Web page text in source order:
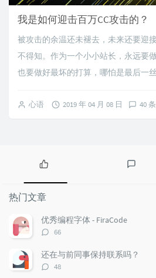
我是如何迎击百万CC攻击的？
被攻击的余温还未褪去，未来还要迎
不得知。作为一个小小站长，永远要
也要做好最坏的打算，哪怕是最后一丝
心语 2019 年 04 月 08 日 40
热
门
文
章
热门文章
优秀编程字体 - FiraCode
评
数：
66
还在与前同事保持联系吗？
评
48